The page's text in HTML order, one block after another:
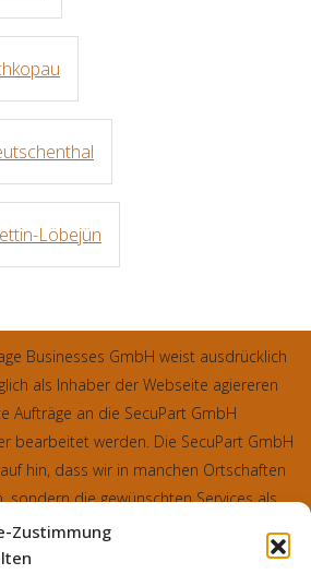
Zustimmung
Löbejün
Businesses GmbH weist ausdrücklich
als Inhaber der Webseite agiereren
Aufträge an die SecuPart GmbH
bearbeitet werden. Die SecuPart GmbH
hin, dass wir in manchen Ortschaften
sondern die gewünschten Services als
unserem fairen Ortstarif bieten. Neben
wir in Ausnahmen auch mit